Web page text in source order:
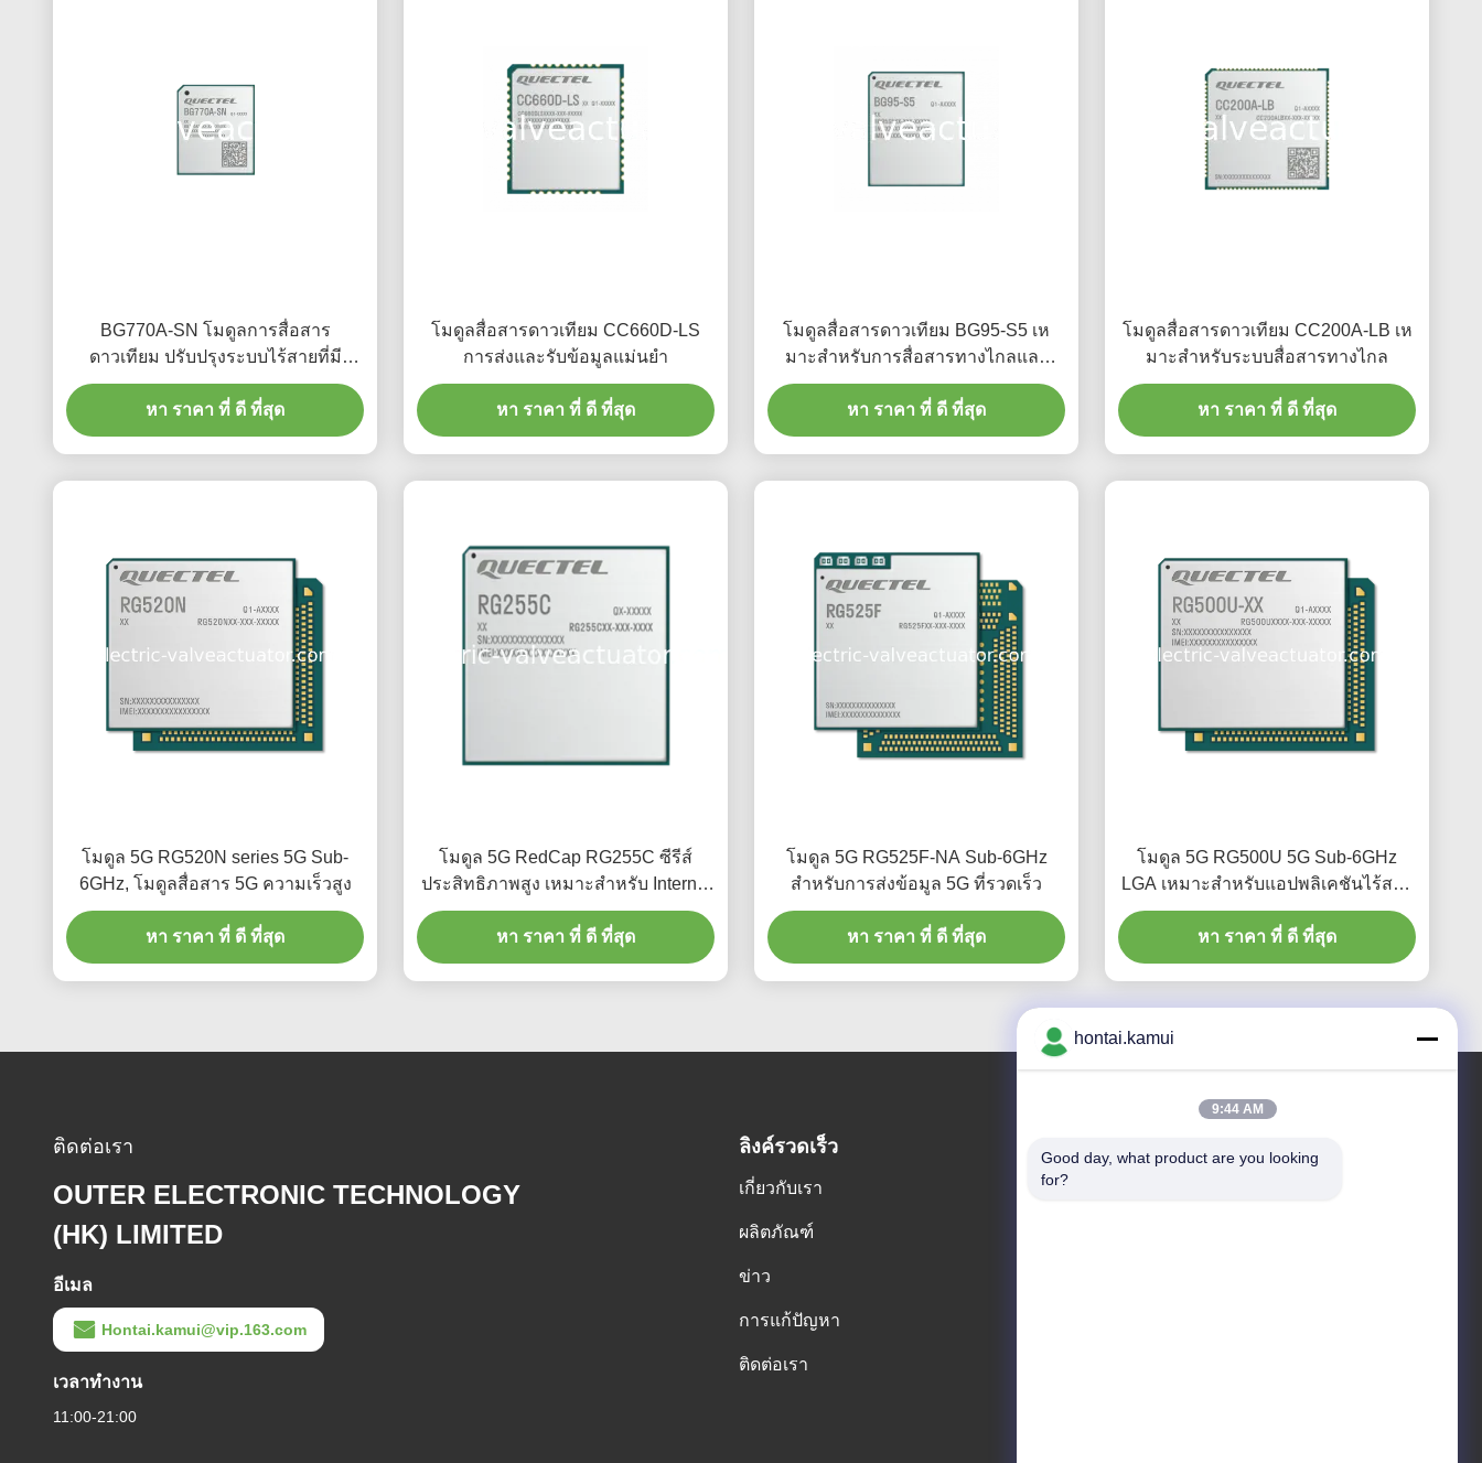
BG770A-SN โมดูลการสื่อสาร
ดาวเทียม ปรับปรุงระบบไร้สายที่มี
ประสิทธิภาพสูง และความช้าต่ํา
หา ราคา ที่ ดี ที่สุด
โมดูลสื่อสารดาวเทียม CC660D-LS
การส่งและรับข้อมูลแม่นยํา
หา ราคา ที่ ดี ที่สุด
โมดูลสื่อสารดาวเทียม BG95-S5 เห
มาะสําหรับการสื่อสารทางไกลและ
อินเตอร์เน็ตของสิ่งของ
หา ราคา ที่ ดี ที่สุด
โมดูลสื่อสารดาวเทียม CC200A-LB เห
มาะสําหรับระบบสื่อสารทางไกล
หา ราคา ที่ ดี ที่สุด
โมดูล 5G RG520N series 5G Sub-
6GHz, โมดูลสื่อสาร 5G ความเร็วสูง
หา ราคา ที่ ดี ที่สุด
โมดูล 5G RedCap RG255C ซีรีส์
ประสิทธิภาพสูง เหมาะสำหรับ Internet
of Things
หา ราคา ที่ ดี ที่สุด
โมดูล 5G RG525F-NA Sub-6GHz
สำหรับการส่งข้อมูล 5G ที่รวดเร็ว
หา ราคา ที่ ดี ที่สุด
โมดูล 5G RG500U 5G Sub-6GHz
LGA เหมาะสำหรับแอปพลิเคชันไร้สาย
ความเร็วสูง
หา ราคา ที่ ดี ที่สุด
ติดต่อเรา
OUTER ELECTRONIC TECHNOLOGY
(HK) LIMITED
อีเมล
Hontai.kamui@vip.163.com
เวลาทํางาน
11:00-21:00
ลิงค์รวดเร็ว
เกี่ยวกับเรา
ผลิตภัณฑ์
ข่าว
การแก้ปัญหา
ติดต่อเรา
ที่อยู่บริษัท
hontai.kamui
9:44 AM
Good day, what product are you looking
for?